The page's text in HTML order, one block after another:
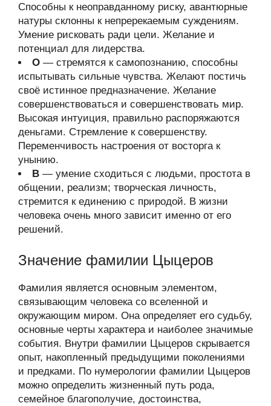
Способны к неоправданному риску, авантюрные
натуры склонны к непререкаемым суждениям.
Умение рисковать ради цели. Желание и
потенциал для лидерства.
О — стремятся к самопознанию, способны
испытывать сильные чувства. Желают постичь
своё истинное предназначение. Желание
совершенствоваться и совершенствовать мир.
Высокая интуиция, правильно распоряжаются
деньгами. Стремление к совершенству.
Переменчивость настроения от восторга к
унынию.
В — умение сходиться с людьми, простота в
общении, реализм; творческая личность,
стремится к единению с природой. В жизни
человека очень много зависит именно от его
решений.
Значение фамилии Цыцеров
Фамилия является основным элементом,
связывающим человека со вселенной и
окружающим миром. Она определяет его судьбу,
основные черты характера и наиболее значимые
события. Внутри фамилии Цыцеров скрывается
опыт, накопленный предыдущими поколениями
и предками. По нумерологии фамилии Цыцеров
можно определить жизненный путь рода,
семейное благополучие, достоинства,